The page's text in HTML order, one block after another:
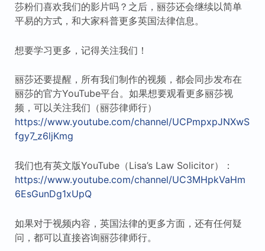
莎粉们喜欢我们的影片吗？之后，丽莎还会继续以简单
平易的方式，和大家科普更多英国法律信息。
想要学习更多，记得关注我们！
丽莎还要提醒，所有我们制作的视频，都会同步发布在
丽莎的官方YouTube平台。如果想要观看更多丽莎视
频，可以关注我们（丽莎律师行）
https://www.youtube.com/channel/UCPmpxpJNXwS
fgy7_z6ljKmg
我们也有英文版YouTube（Lisa’s Law Solicitor）：
https://www.youtube.com/channel/UC3MHpkVaHm
6EsGunDg1xUpQ
如果对于视频内容，英国法律的更多方面，还有任何疑
问，都可以直接咨询丽莎律师行。